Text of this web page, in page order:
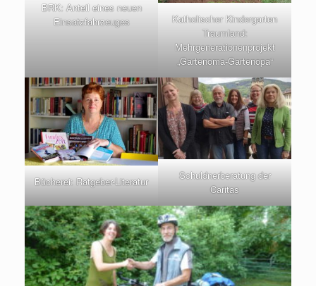
BRK: Anteil eines neuen
Einsatzfahrzeuges
Katholischer Kindergarten
Traumland:
Mehrgenerationenprojekt
„Gartenoma-Gartenopa“
Bücherei: Ratgeber-Literatur
Schuldnerberatung der
Caritas